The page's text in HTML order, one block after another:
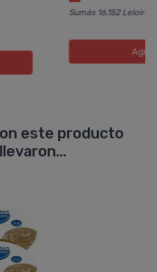
Sumás 16.152 Leloir$
este producto